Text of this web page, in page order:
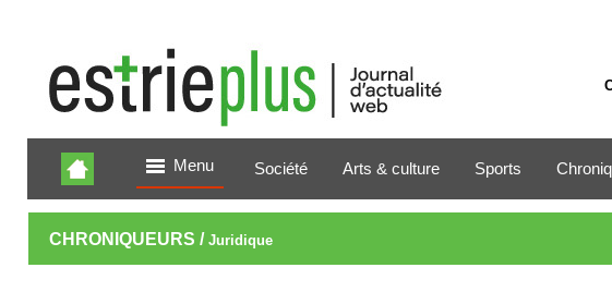
Menu Société Arts & culture Sports
CHRONIQUEURS / Juridique